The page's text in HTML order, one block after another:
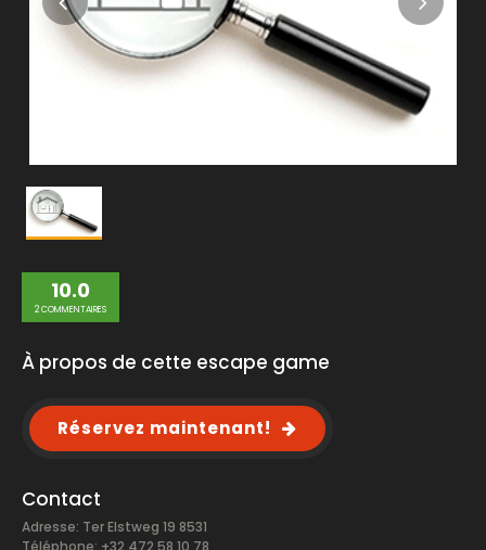
10.0
2 COMMENTAIRES
À propos de cette escape game
Réservez maintenant!
Contact
Adresse: Ter Elstweg 19 8531
Téléphone: +32 472 58 10 78